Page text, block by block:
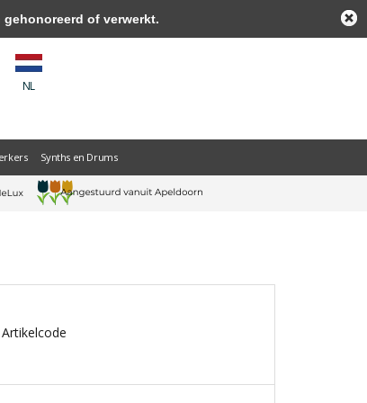
NL
Synths en Drums
Artikelcode
of verwerkt.